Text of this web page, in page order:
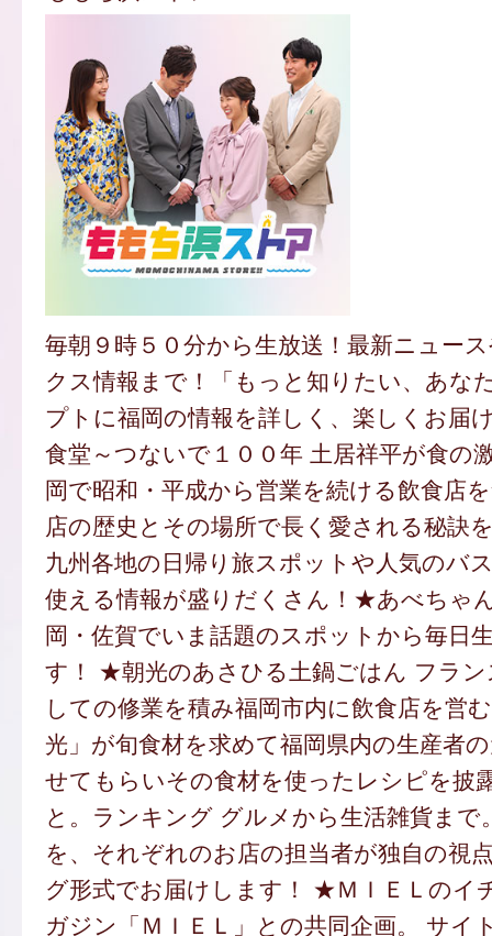
毎朝９時５０分から生放送！最新ニュー
クス情報まで！「もっと知りたい、あな
プトに福岡の情報を詳しく、楽しくお届
食堂～つないで１００年 土居祥平が食の
岡で昭和・平成から営業を続ける飲食店
店の歴史とその場所で長く愛される秘訣
九州各地の日帰り旅スポットや人気のバ
使える情報が盛りだくさん！★あべちゃ
岡・佐賀でいま話題のスポットから毎日
す！ ★朝光のあさひる土鍋ごはん フラン
しての修業を積み福岡市内に飲食店を営
光」が旬食材を求めて福岡県内の生産者
せてもらいその食材を使ったレシピを披
と。ランキング グルメから生活雑貨まで
を、それぞれのお店の担当者が独自の視
グ形式でお届けします！ ★ＭＩＥＬのイ
ガジン「ＭＩＥＬ」との共同企画。 サイ